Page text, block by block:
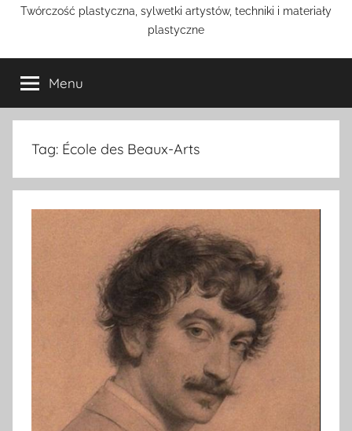
Twórczość plastyczna, sylwetki artystów, techniki i materiały
plastyczne
Menu
Tag: École des Beaux-Arts